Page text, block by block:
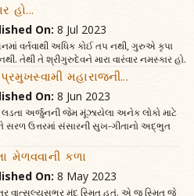
હો...
On: 8 Jul 2023
વર્તવાથી અધિક કોઈ તપ નથી, ગુરુએ કૃપા
તેથી તે શ્રીગુરુદેવને મારા વારંવાર નમસ્કાર હો.
મહારાજની...
On: 8 Jun 2023
લડતા અર્જુનની જેમ મૂંઝાયેલા અનેક લોકો માટે
ઉત્તરમાં સંસારની સુખ-ગીતાનો અદ્ભુત
મેળવવાની કળા
On: 8 May 2023
વાત્સલ્યસભર મંદ સ્મિત હતું. એ જ સ્મિત જે